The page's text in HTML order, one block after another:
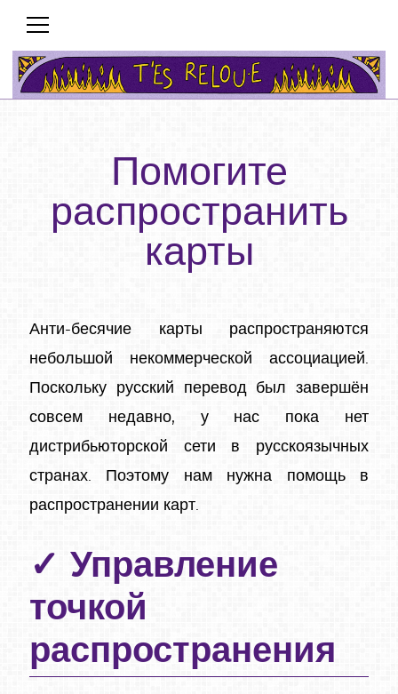
Помогите
распространить
карты
Анти-бесячие карты распространяются
небольшой некоммерческой ассоциацией.
Поскольку русский перевод был завершён
совсем недавно, у нас пока нет
дистрибьюторской сети в русскоязычных
странах. Поэтому нам нужна помощь в
распространении карт.
Управление
точкой
распространения